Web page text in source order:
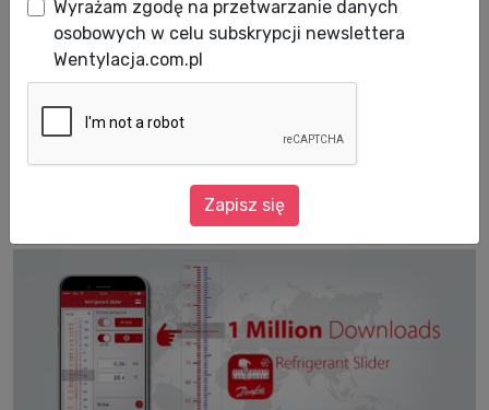
Data publikacji: 16.02.2018
Danfoss Refrigerant Slider - najpopularniejsza
aplikacja chłodnicza – doczekała się
doniosłego wydarzenia w postaci milionowego
Wyrażam zgodę na przetwarzanie danych
osobowych w celu subskrypcji newslettera
Wentylacja.com.pl
Zapisz się